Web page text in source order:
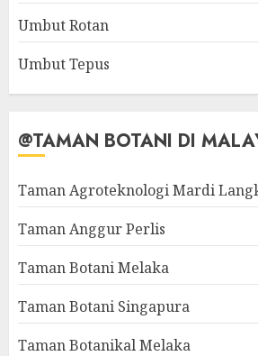
Umbut Rotan
Umbut Tepus
@TAMAN BOTANI DI
Taman Agroteknologi Mardi
Taman Anggur Perlis
Taman Botani Melaka
Taman Botani Singapura
Taman Botanikal Melaka